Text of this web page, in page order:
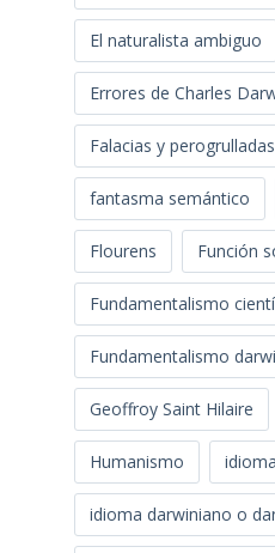
El naturalista ambiguo
Errores de Charles
Falacias y
fantasma semántico
Flourens Función
Fundamentalismo
Fundamentalismo
Geoffroy Saint Hilaire
Humanismo
idioma darwiniano o